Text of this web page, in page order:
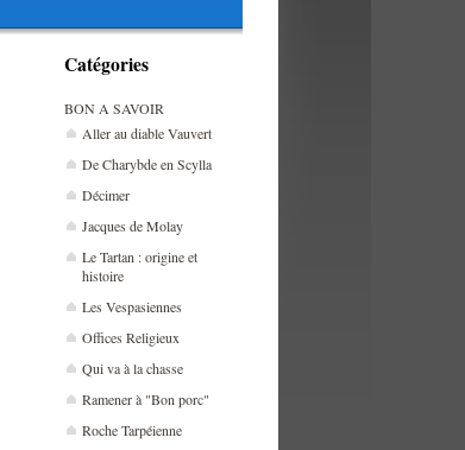
Catégories
BON A SAVOIR
Aller au diable Vauvert
De Charybde en Scylla
Décimer
Jacques de Molay
Le Tartan : origine et
histoire
Les Vespasiennes
Offices Religieux
Qui va à la chasse
Ramener à "Bon porc"
Roche Tarpéienne